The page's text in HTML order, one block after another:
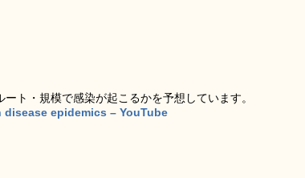
ト・規模で感染が起こるかを予想しています。
epidemics – YouTube